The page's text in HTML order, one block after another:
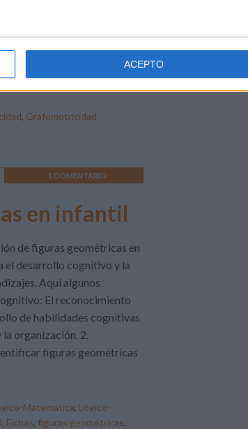
ACEPTO
los números es una habilidad
[…]
, Grafomotricidad
1 COMENTARIO
en infantil
de figuras geométricas en
el desarrollo cognitivo y la
Aquí algunos
El reconocimiento
de habilidades cognitivas
organización. 2.
figuras geométricas
Matemática, Lógico-
, Fichas, figuras geométricas,